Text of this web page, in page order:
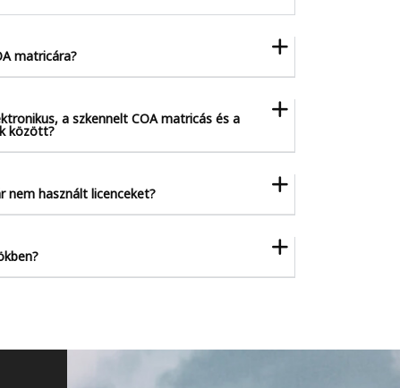
matricára?
a szkennelt COA matricás és a
között?
nem használt licenceket?